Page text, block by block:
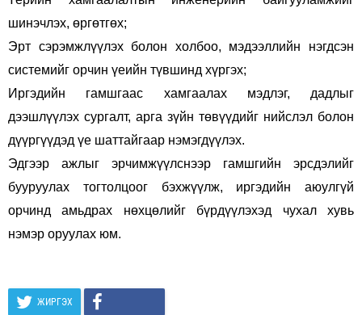
шинэчлэх, өргөтгөх;
Эрт сэрэмжлүүлэх болон холбоо, мэдээллийн нэгдсэн
системийг орчин үеийн түвшинд хүргэх;
Иргэдийн гамшгаас хамгаалах мэдлэг, дадлыг
дээшлүүлэх сургалт, арга зүйн төвүүдийг нийслэл болон
дүүргүүдэд үе шаттайгаар нэмэгдүүлэх.
Эдгээр ажлыг эрчимжүүлснээр гамшгийн эрсдэлийг
бууруулах тогтолцоог бэхжүүлж, иргэдийн аюулгүй
орчинд амьдрах нөхцөлийг бүрдүүлэхэд чухал хувь
нэмэр оруулах юм.
ЖИРГЭХ